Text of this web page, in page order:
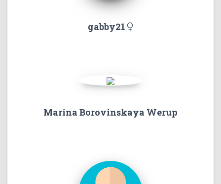
gabby21
Marina Borovinskaya Werup